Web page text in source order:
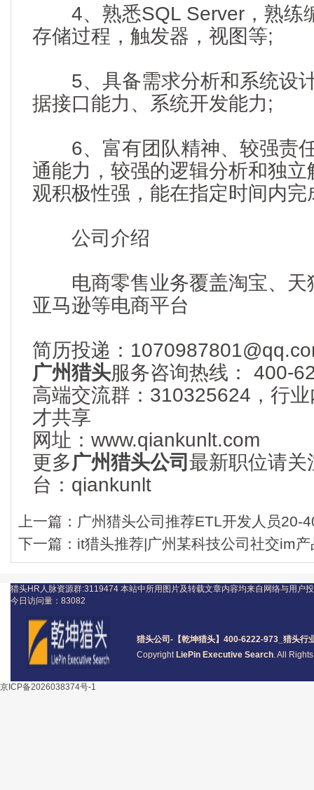
4、熟悉SQL Server，熟练
存储过程，触发器，视图等;
5、具备需求分析和系统设
据接口能力、系统开发能力;
6、富有团队精神、较强责
通能力，较强的逻辑分析和独
观积极性强，能在指定时间内
公司介绍
电商零售业务覆盖淘宝、天
亚马逊等电商平台
简历投递：
广州猎头服务咨询热线： 400-
高端交流群：310325624，行
才共享
网址：www.qiankunlt.com
更多广州猎头公司最新职位请关
台：qiankunlt
上一篇： 广州猎头公司推荐ETL开发人员20-
下一篇： it猎头推荐|广州某科技公司社交im
猎头公司 -【乾坤猎头】400-6222-973_ 猎头行
Copyright LiePin Executive Search. All
猎头HR人脉资源群:3119474 本站中所用图片及转载文章内容均来自网络与用户
今日访问量： 83082
京ICP备2026038374号-1